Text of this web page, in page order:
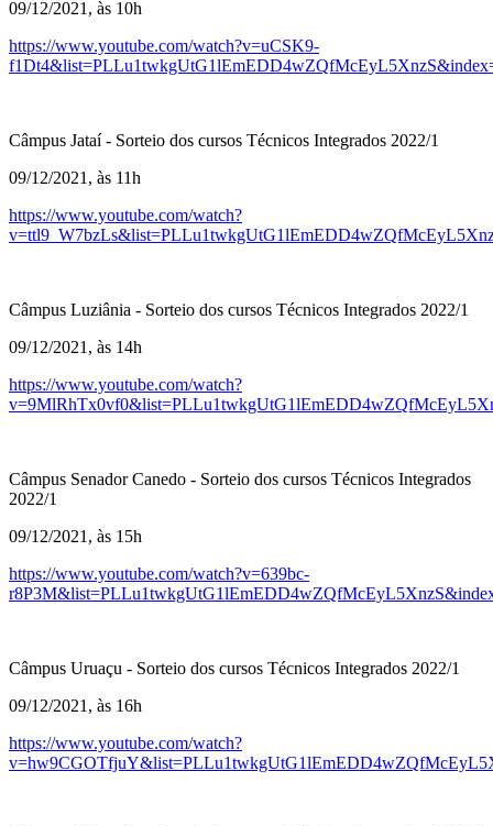
09/12/2021, às 10h
https://www.youtube.com/watch?v=uCSK9-
Câmpus Jataí - Sorteio dos cursos Técnicos Integrados 2022/1
09/12/2021, às 11h
https://www.youtube.com/watch?
Câmpus Luziânia - Sorteio dos cursos Técnicos Integrados 2022/1
09/12/2021, às 14h
https://www.youtube.com/watch?
Câmpus Senador Canedo - Sorteio dos cursos Técnicos Integrados
2022/1
09/12/2021, às 15h
https://www.youtube.com/watch?v=639bc-
Câmpus Uruaçu - Sorteio dos cursos Técnicos Integrados 2022/1
09/12/2021, às 16h
https://www.youtube.com/watch?